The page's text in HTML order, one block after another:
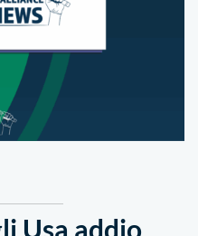
Usa addio